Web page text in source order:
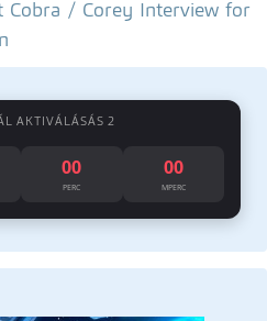
Cobra / Corey Interview for
AKTIVÁLÁSÁS 2
00
PERC
00
MPERC